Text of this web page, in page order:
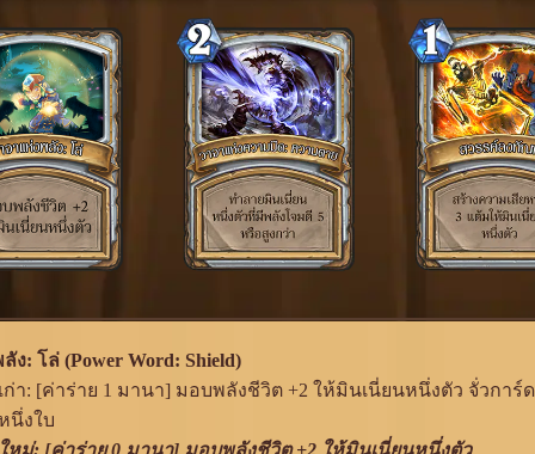
ง: โล่ (Power Word: Shield)
ก่า: [ค่าร่าย 1 มานา] มอบพลังชีวิต +2 ให้มินเนี่ยนหนึ่งตัว จั่วการ์ด
นึ่งใบ
หม่: [ค่าร่าย 0 มานา] มอบพลังชีวิต +2 ให้มินเนี่ยนหนึ่งตัว